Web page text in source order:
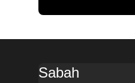
Sabah